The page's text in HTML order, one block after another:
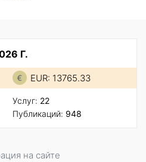
Г.
EUR: 13765.33
Услуг: 22
Публикаций: 948
на сайте